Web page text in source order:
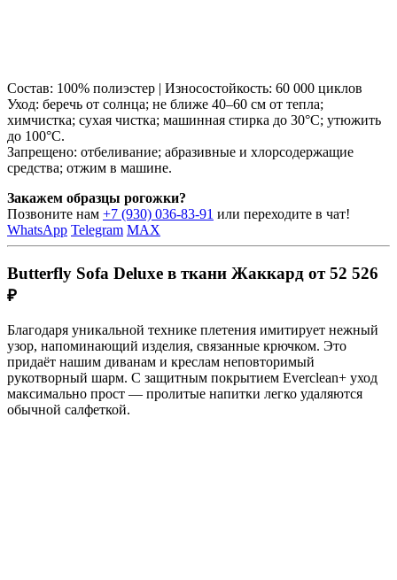
Состав: 100% полиэстер | Износостойкость: 60 000 циклов
Уход: беречь от солнца; не ближе 40–60 см от тепла;
химчистка; сухая чистка; машинная стирка до 30°C; утюжить
до 100°C.
Запрещено: отбеливание; абразивные и хлорсодержащие
средства; отжим в машине.
Закажем образцы рогожки?
Позвоните нам +7 (930) 036-83-91 или переходите в чат!
WhatsApp Telegram MAX
Butterfly Sofa Deluxe в ткани Жаккард от 52 526
₽
Благодаря уникальной технике плетения имитирует нежный
узор, напоминающий изделия, связанные крючком. Это
придаёт нашим диванам и креслам неповторимый
рукотворный шарм. С защитным покрытием Everclean+ уход
максимально прост — пролитые напитки легко удаляются
обычной салфеткой.